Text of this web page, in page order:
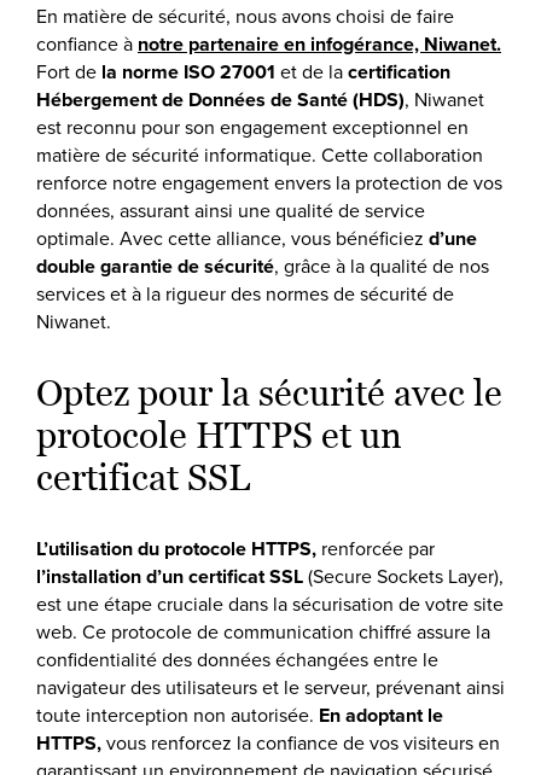
En matière de sécurité, nous avons choisi de faire
confiance à notre partenaire en infogérance, Niwanet.
Fort de la norme ISO 27001 et de lacertification
Hébergement de Données de Santé (HDS), Niwanet
est reconnu pour son engagement exceptionnel en
matière de sécurité informatique. Cette collaboration
renforce notre engagement envers la protection de vos
données, assurant ainsi une qualité de service
optimale. Avec cette alliance, vous bénéficiez d’une
double garantie de sécurité, grâce à la qualité de nos
services et à la rigueur des normes de sécurité de
Niwanet.
Optez pour la sécurité avec le
protocole HTTPS et un
certificat SSL
L’utilisation du protocole HTTPS, renforcée par
l’installation d’un certificat SSL(Secure Sockets Layer),
est une étape cruciale dans la sécurisation de votre site
web. Ce protocole de communication chiffré assure la
confidentialité des données échangées entre le
navigateur des utilisateurs et le serveur, prévenant ainsi
toute interception non autorisée. En adoptant le
HTTPS,vous renforcez la confiance de vos visiteurs en